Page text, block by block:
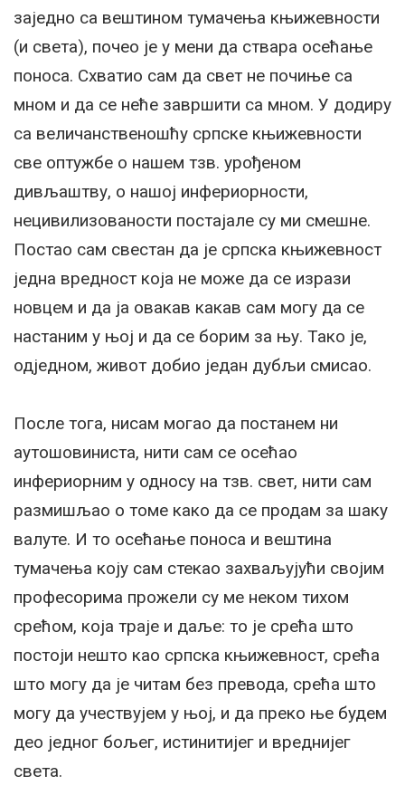
заједно са вештином тумачења књижевности
(и света), почео је у мени да ствара осећање
поноса. Схватио сам да свет не почиње са
мном и да се неће завршити са мном. У додиру
са величанственошћу српске књижевности
све оптужбе о нашем тзв. урођеном
дивљаштву, о нашој инфериорности,
нецивилизованости постајале су ми смешне.
Постао сам свестан да је српска књижевност
једна вредност која не може да се изрази
новцем и да ја овакав какав сам могу да се
настаним у њој и да се борим за њу. Тако је,
одједном, живот добио један дубљи смисао.
После тога, нисам могао да постанем ни
аутошовиниста, нити сам се осећао
инфериорним у односу на тзв. свет, нити сам
размишљао о томе како да се продам за шаку
валуте. И то осећање поноса и вештина
тумачења коју сам стекао захваљујући својим
професорима прожели су ме неком тихом
срећом, која траје и даље: то је срећа што
постоји нешто као српска књижевност, срећа
што могу да је читам без превода, срећа што
могу да учествујем у њој, и да преко ње будем
део једног бољег, истинитијег и вреднијег
света.